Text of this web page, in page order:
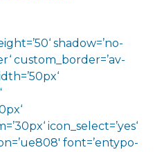
shadow=’no-
custom_border=’av-
icon_select=’yes‘
font=’entypo-